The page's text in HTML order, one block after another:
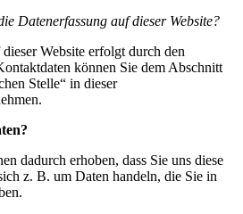
Datenerfassung auf dieser Website?
Website erfolgt durch den
können Sie dem Abschnitt
Stelle“ in dieser
dadurch erhoben, dass Sie uns diese
z. B. um Daten handeln, die Sie in